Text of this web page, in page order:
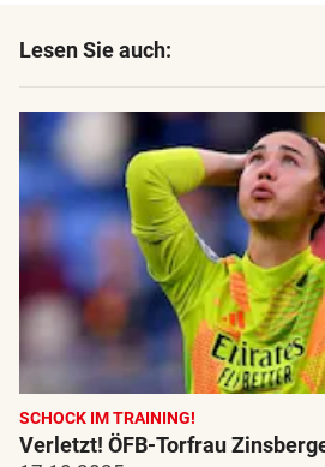
Lesen Sie auch:
SCHOCK IM TRAINING!
Verletzt! ÖFB-Torfrau